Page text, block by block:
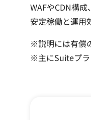
WAFやCDN構
安定稼働と運用
※説明には有償
※主にSuiteプ